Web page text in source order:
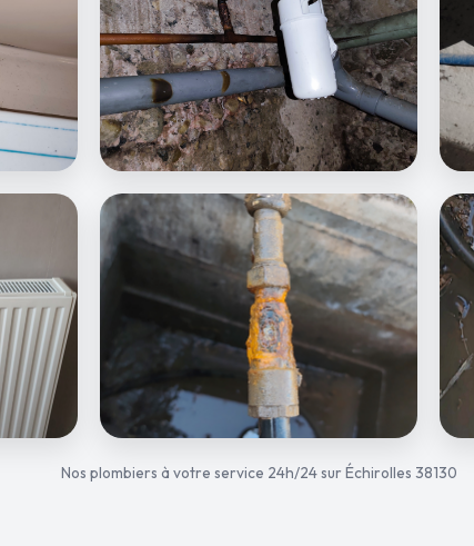
Nos plombiers à votre service 24h/24 sur Échirolles 38130